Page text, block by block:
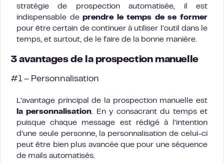
stratégie de prospection automatisée, il est
indispensable deprendre le temps de se former
pour être certain de continuer à utiliser l’outil dans le
temps, et surtout, de le faire de la bonne manière.
3 avantages de la prospection manuelle
#1 – Personnalisation
L’avantage principal de la prospection manuelle est
la personnalisation. En y consacrant du temps et
puisque chaque message est rédigé à l’intention
d’une seule personne, la personnalisation de celui-ci
peut être bien plus avancée que pour une séquence
de mails automatisés.